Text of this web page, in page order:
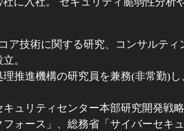
ア技術に関する研究、コンサルテ
。
推進機構の研究員を兼務(非常勤)
ュリティセンター本部研究開発戦
ォース」、総務省「サイバーセキ